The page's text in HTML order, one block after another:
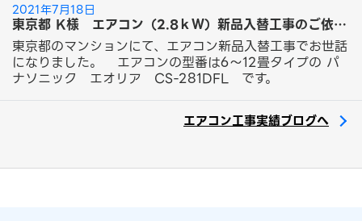
2021年7月18日
東京都 K様 エアコン（2.8ｋＷ）新品入替工事のご依頼ありがとうございました。
東京都のマンションにて、エアコン新品入替工事でお世話
になりました。 エアコンの型番は6～12畳タイプの パ
ナソニック エオリア CS-281DFL です。
エアコン工事実績ブログへ